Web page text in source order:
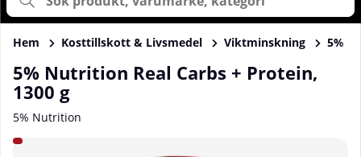
Hem Kosttillskott & Livsmedel Viktminskning 5%
5% Nutrition Real Carbs + Protein,
1300 g
5% Nutrition
Produktbilder 5% Nutrition Real Carbs + Protein, 1300 g